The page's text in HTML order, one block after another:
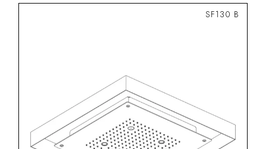
SF130 B